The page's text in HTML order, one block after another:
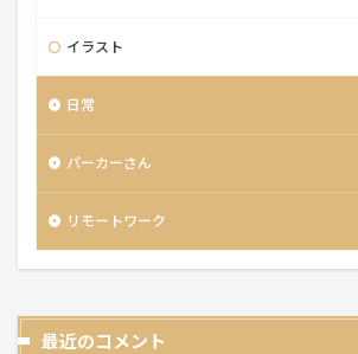
イラスト
日常
パーカーさん
リモートワーク
最近のコメント